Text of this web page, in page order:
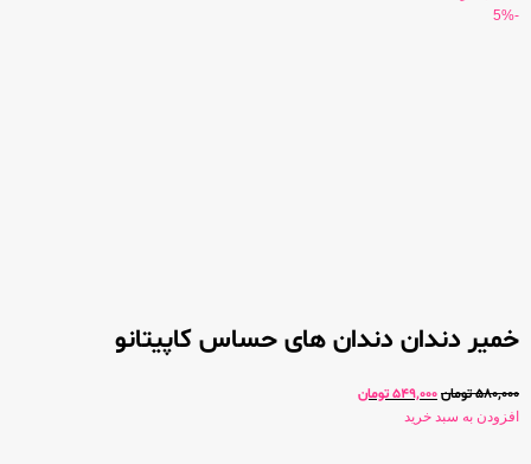
-5%
خمیر دندان دندان های حساس کاپیتانو
580,000تومان549,000تومان
افزودن به سبد خرید